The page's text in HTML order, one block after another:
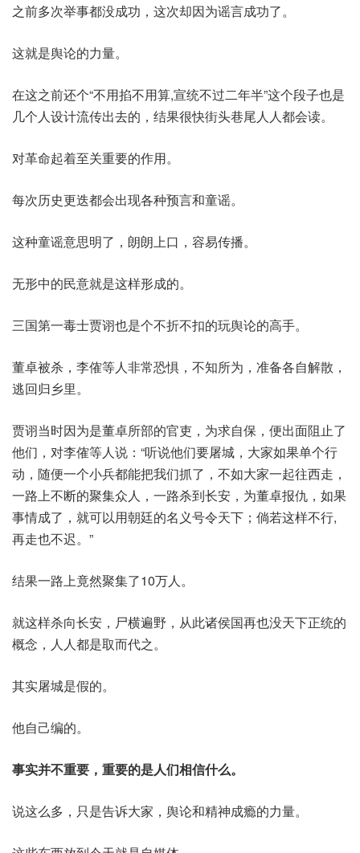
之前多次举事都没成功，这次却因为谣言成功了。
这就是舆论的力量。
在这之前还个“不用掐不用算,宣统不过二年半”这个段子也是
几个人设计流传出去的，结果很快街头巷尾人人都会读。
对革命起着至关重要的作用。
每次历史更迭都会出现各种预言和童谣。
这种童谣意思明了，朗朗上口，容易传播。
无形中的民意就是这样形成的。
三国第一毒士贾诩也是个不折不扣的玩舆论的高手。
董卓被杀，李傕等人非常恐惧，不知所为，准备各自解散，
逃回归乡里。
贾诩当时因为是董卓所部的官吏，为求自保，便出面阻止了
他们，对李傕等人说：“听说他们要屠城，大家如果单个行
动，随便一个小兵都能把我们抓了，不如大家一起往西走，
一路上不断的聚集众人，一路杀到长安，为董卓报仇，如果
事情成了，就可以用朝廷的名义号令天下；倘若这样不行,
再走也不迟。”
结果一路上竟然聚集了10万人。
就这样杀向长安，尸横遍野，从此诸侯国再也没天下正统的
概念，人人都是取而代之。
其实屠城是假的。
他自己编的。
事实并不重要，重要的是人们相信什么。
说这么多，只是告诉大家，舆论和精神成瘾的力量。